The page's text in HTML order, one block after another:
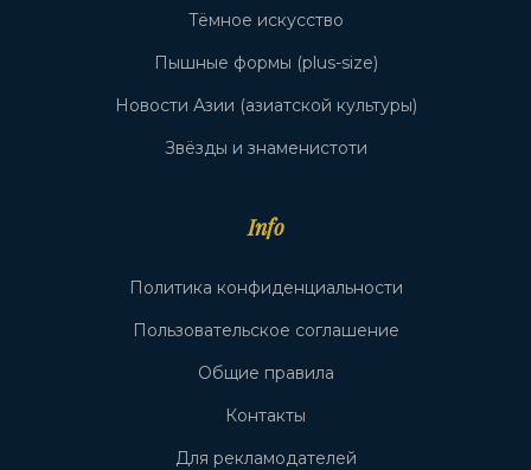
Тёмное искусство
Пышные формы (plus-size)
Новости Азии (азиатской культуры)
Звёзды и знаменистоти
Info
Политика конфиденциальности
Пользовательское соглашение
Общие правила
Контакты
Для рекламодателей